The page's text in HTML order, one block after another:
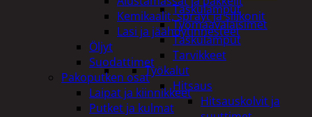
Taskulamput
Työmaavalaisimet
Taskulamput
Tarvikkeet
Työkalut
Hitsaus
Hitsauskolvit ja
Kemikaalit, sprayt ja silikonit
Lasi ja jäähdytinnesteet
Öljyt
Suodattimet
Pakoputken osat
Laipat ja kiinnikkeet
Putket ja kulmat